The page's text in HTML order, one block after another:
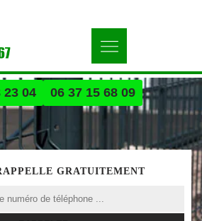
23 04 06 37 15 68 09
GRATUITEMENT